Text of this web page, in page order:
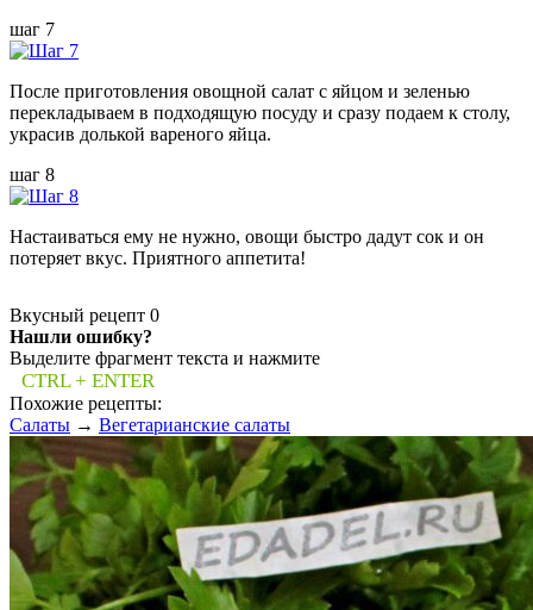
шаг 7
После приготовления овощной салат с яйцом и зеленью
перекладываем в подходящую посуду и сразу подаем к столу,
украсив долькой вареного яйца.
шаг 8
Настаиваться ему не нужно, овощи быстро дадут сок и он
потеряет вкус. Приятного аппетита!
Вкусный рецепт 0
Нашли ошибку?
Выделите фрагмент текста и нажмите
CTRL + ENTER
Похожие рецепты:
Салаты → Вегетарианские салаты